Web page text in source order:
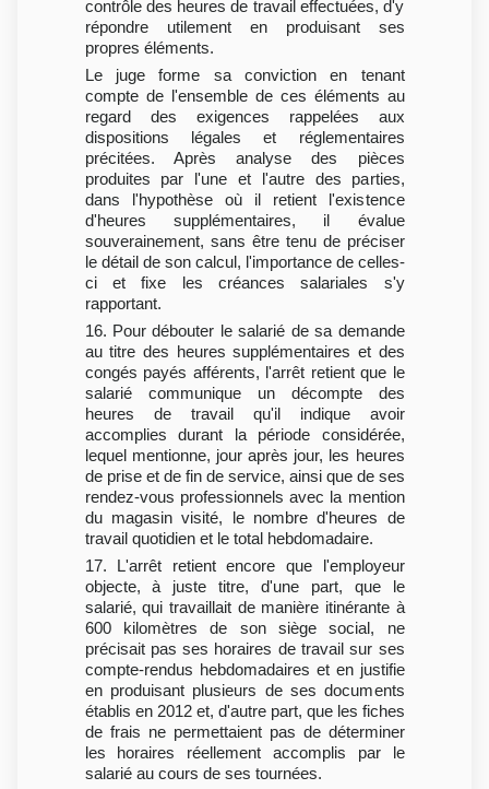
contrôle des heures de travail effectuées, d'y
répondre utilement en produisant ses
propres éléments.
Le juge forme sa conviction en tenant
compte de l'ensemble de ces éléments au
regard des exigences rappelées aux
dispositions légales et réglementaires
précitées. Après analyse des pièces
produites par l'une et l'autre des parties,
dans l'hypothèse où il retient l'existence
d'heures supplémentaires, il évalue
souverainement, sans être tenu de préciser
le détail de son calcul, l'importance de celles-
ci et fixe les créances salariales s'y
rapportant.
16. Pour débouter le salarié de sa demande
au titre des heures supplémentaires et des
congés payés afférents, l'arrêt retient que le
salarié communique un décompte des
heures de travail qu'il indique avoir
accomplies durant la période considérée,
lequel mentionne, jour après jour, les heures
de prise et de fin de service, ainsi que de ses
rendez-vous professionnels avec la mention
du magasin visité, le nombre d'heures de
travail quotidien et le total hebdomadaire.
17. L'arrêt retient encore que l'employeur
objecte, à juste titre, d'une part, que le
salarié, qui travaillait de manière itinérante à
600 kilomètres de son siège social, ne
précisait pas ses horaires de travail sur ses
compte-rendus hebdomadaires et en justifie
en produisant plusieurs de ses documents
établis en 2012 et, d'autre part, que les fiches
de frais ne permettaient pas de déterminer
les horaires réellement accomplis par le
salarié au cours de ses tournées.